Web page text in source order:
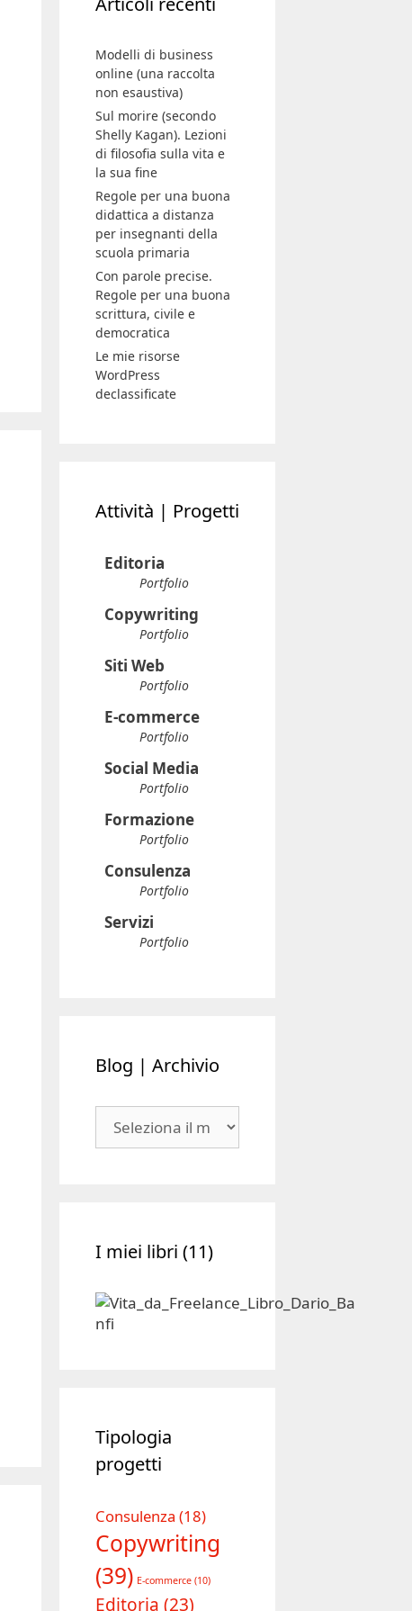
non esaustiva)
Sul morire (secondo
Shelly Kagan). Lezioni
di filosofia sulla vita e
la sua fine
Regole per una buona
didattica a distanza
per insegnanti della
scuola primaria
Con parole precise.
Regole per una buona
scrittura, civile e
democratica
Le mie risorse
WordPress
declassificate
Editoria
Copywriting
Portfolio
Siti Web
Portfolio
E-commerce
Portfolio
Social Media
Formazione
Consulenza
Servizi
Blog
|
Archivio
progetti
Consulenza
Copywriting
(39) E-commerce (10)
Editoria
Formazione (28)